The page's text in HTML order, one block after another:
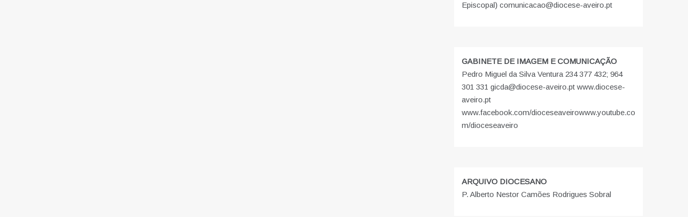
Episcopal) comunicacao@diocese-aveiro.pt
GABINETE DE IMAGEM E COMUNICAÇÃO
Pedro Miguel da Silva Ventura 234 377 432; 964
301 331 gicda@diocese-aveiro.pt www.diocese-
aveiro.pt
www.facebook.com/dioceseaveirowww.youtube.co
m/dioceseaveiro
ARQUIVO DIOCESANO
P. Alberto Nestor Camões Rodrigues Sobral